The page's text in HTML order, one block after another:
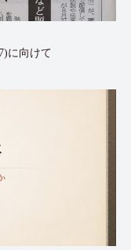
に向けて